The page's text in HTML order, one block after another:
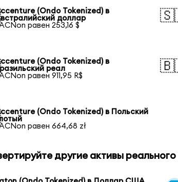
(Ondo Tokenized) в
доллар
ACNon равен 253,16 $
(Ondo Tokenized) в
реал
равен 911,95 R$
(Ondo Tokenized) в Польский
ACNon равен 664,68 zł
другие активы реального